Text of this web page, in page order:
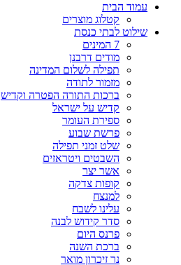
עמוד הבית
קטלוג מוצרים
שילוט לבתי כנסת
7 המינים
מודים דרבנן
תפילה לשלום המדינה
מזמור לתודה
ברכות התורה הפטרה וקדיש
קדיש על ישראל
ספירת העומר
פרשת שבוע
שלט זמני תפילה
השבטים ויטראזים
אשר יצר
קופות צדקה
למנצח
עלינו לשבח
סדר קידוש לבנה
פרנס היום
ברכת השנה
נר זיכרון מואר